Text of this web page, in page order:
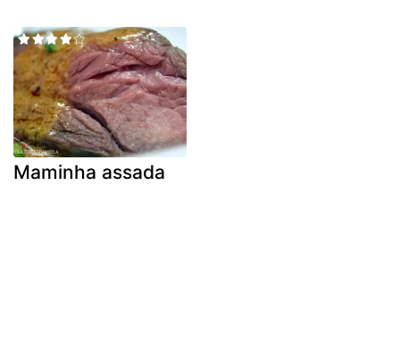
Maminha assada